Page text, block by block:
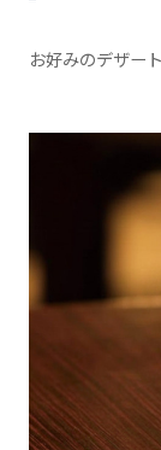
お好みのデザー